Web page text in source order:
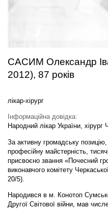
САСИМ Олександр
2012), 87 років
лікар-хірург
Інформаційна довідка:
Народний лікар України, хірург
За активну громадську позицію,
професійну майстерність,
присвоєно звання «Почесний
виконавчого комітету
20/5).
Народився в м. Конотоп
Другої Світової війни, мав